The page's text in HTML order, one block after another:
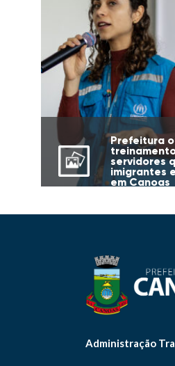
Prefeitura
servidores
imigrantes
em Canoas
Administração